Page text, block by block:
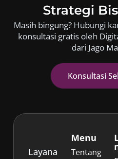
Strategi
Masih bingung? Hubungi
konsultasi gratis oleh
dari Jago
Konsultasi
Layana
Menu
Tentang